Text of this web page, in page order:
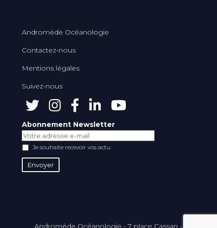
Andromède Océanologie
Contactez-nous
Mentions légales
Suivez-nous
Abonnement Newsletter
Je souhaite recevoir vos actu
Andromède Océanologie - 7 place Cassan -